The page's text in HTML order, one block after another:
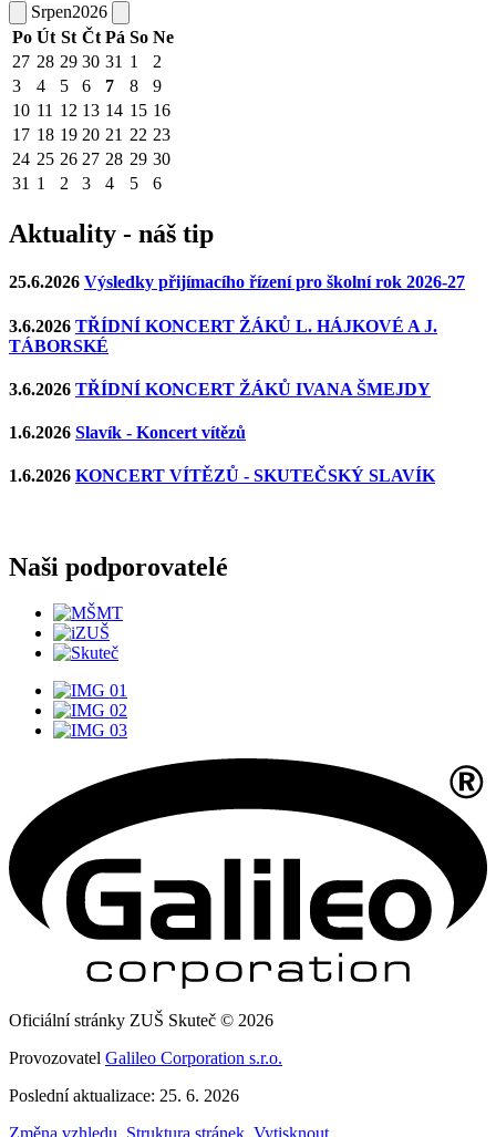
Srpen2026
Po Út St Čt Pá So Ne
27 28 29 30 31 1
2
3
4 5 6 7 8
9
10 11 12 13 14 15 16
17 18 19 20 21 22 23
24 25 26 27 28 29 30
31 1 2 3 4 5 6
Aktuality - náš tip
25.6.2026 Výsledky přijímacího řízení pro školní rok 2026-27
3.6.2026 TŘÍDNÍ KONCERT ŽÁKŮ L. HÁJKOVÉ A J.
TÁBORSKÉ
3.6.2026 TŘÍDNÍ KONCERT ŽÁKŮ IVANA ŠMEJDY
1.6.2026 Slavík - Koncert vítězů
1.6.2026 KONCERT VÍTĚZŮ - SKUTEČSKÝ SLAVÍK
Naši podporovatelé
Oficiální stránky ZUŠ Skuteč © 2026
Provozovatel Galileo Corporation s.r.o.
Poslední aktualizace: 25. 6. 2026
Změna vzhledu Struktura stránek Vytisknout